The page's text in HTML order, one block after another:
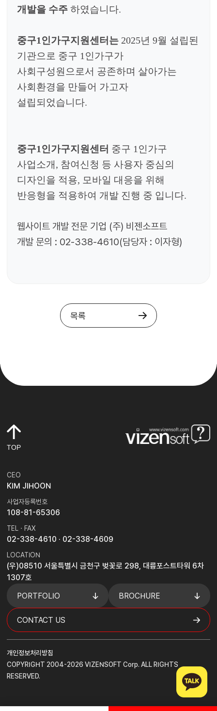
개발을 수주 하였습니다.
중구1인가구지원센터 는 2025년 9월 설립된
기관으로 중구 1인가구가
사회구성원으로서 공존하며 살아가는
사회환경을 만들어 가고자
설립되었습니다.
중구1인가구지원센터 중구 1인가구
사업소개, 참여신청 등 사용자 중심의
디자인을 적용, 모바일 대응을 위해
반응형을 적용하여 개발 진행 중 입니다.
웹사이트 개발 전문 기업 (주) 비젠소프트
개발 문의 : 02-338-4610(담당자 : 이자형)
목록
TOP
CEO
KIM JIHOON
사업자등록번호
108-81-65306
TEL · FAX
02-338-4610 · 02-338-4609
LOCATION
(우)08510 서울특별시 금천구 벚꽃로 298, 대륭포스트타워 6차
1307호
PORTFOLIO
BROCHURE
CONTACT US
개인정보처리방침
COPYRIGHT 2004-2026 VIZENSOFT Corp. ALL RIGHTS
RESERVED.